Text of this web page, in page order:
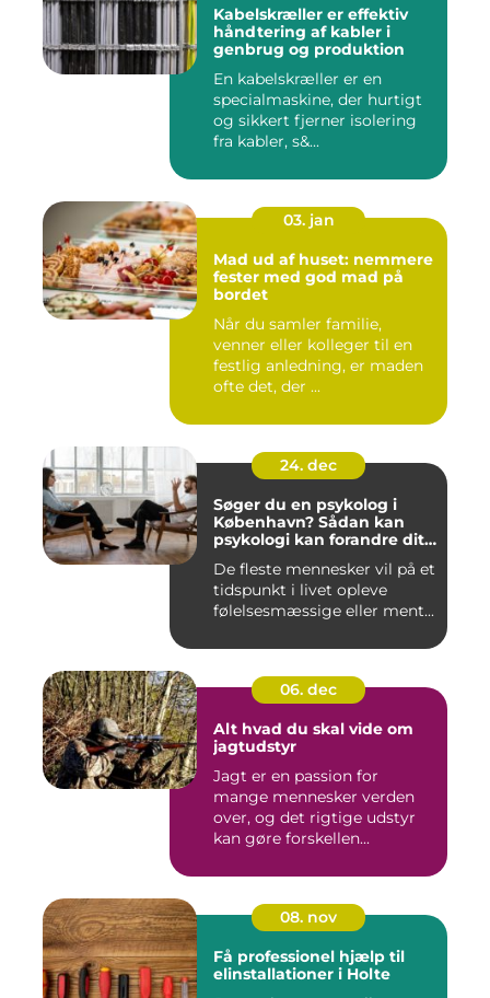
Kabelskræller er effektiv
håndtering af kabler i
genbrug og produktion
En kabelskræller er en
specialmaskine, der hurtigt
og sikkert fjerner isolering
fra kabler, s&...
03. jan
Mad ud af huset: nemmere
fester med god mad på
bordet
Når du samler familie,
venner eller kolleger til en
festlig anledning, er maden
ofte det, der ...
24. dec
Søger du en psykolog i
København? Sådan kan
psykologi kan forandre dit
De fleste mennesker vil på et
tidspunkt i livet opleve
følelsesmæssige eller ment...
06. dec
Alt hvad du skal vide om
jagtudstyr
Jagt er en passion for
mange mennesker verden
over, og det rigtige udstyr
kan gøre forskellen...
08. nov
Få professionel hjælp til
elinstallationer i Holte